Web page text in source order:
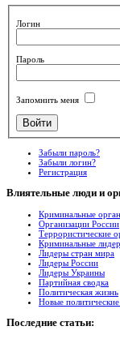
Логин
Пароль
Запомнить меня
Забыли пароль?
Забыли логин?
Регистрация
Влиятельные люди и
Криминальные
Организации России
Террористические
Криминальные
Лидеры стран мира
Лидеры России
Лидеры Украины
Партийная сводка
Политическая жизнь
Новые
Последние статьи: